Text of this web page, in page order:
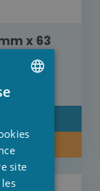
x 63
ENGLISH
site